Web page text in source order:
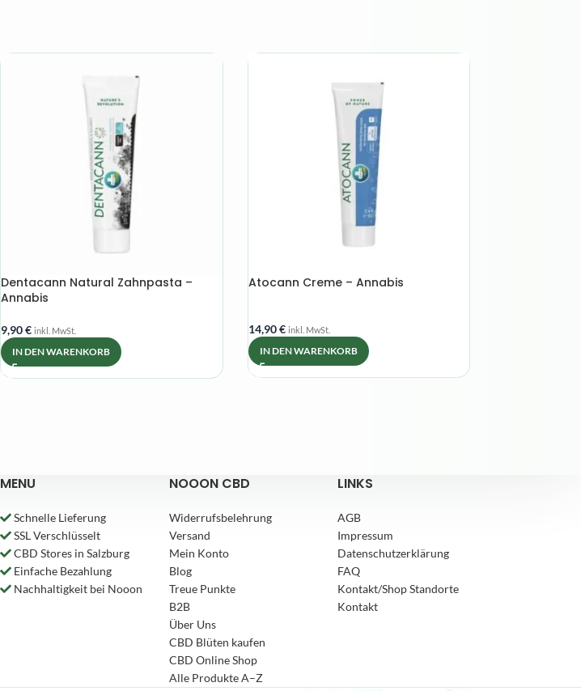
Dentacann Natural Zahnpasta –
Annabis
9,90€ inkl. MwSt.
IN DEN WARENKORB
Atocann Creme – Annabis
14,90€ inkl. MwSt.
IN DEN WARENKORB
MENU
Schnelle Lieferung
SSL Verschlüsselt
CBD Stores in Salzburg
Einfache Bezahlung
Nachhaltigkeit bei Nooon
NOOON CBD
Widerrufsbelehrung
Versand
Mein Konto
Blog
Treue Punkte
B2B
Über Uns
CBD Blüten kaufen
CBD Online Shop
Alle Produkte A–Z
LINKS
AGB
Impressum
Datenschutzerklärung
FAQ
Kontakt/Shop Standorte
Kontakt